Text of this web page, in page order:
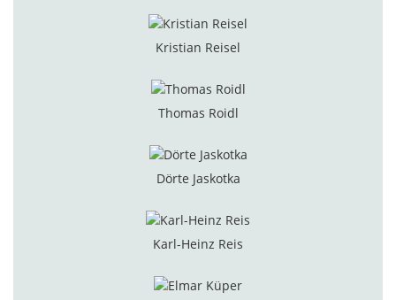
Kristian Reisel
Thomas Roidl
Dörte Jaskotka
Karl-Heinz Reis